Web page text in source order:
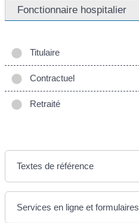
Fonctionnaire hospitalier
Titulaire
Contractuel
Retraité
Textes de référence
Services en ligne et formulaires